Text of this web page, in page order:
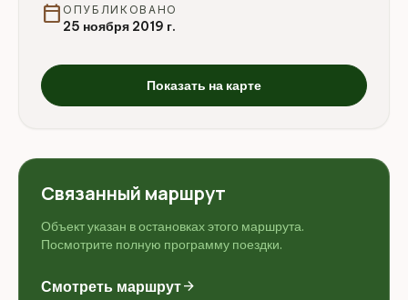
calendar_today ОПУБЛИКОВАНО
25 ноября 2019 г.
Показать на карте
Связанный маршрут
Объект указан в остановках этого маршрута.
Посмотрите полную программу поездки.
Смотреть маршрутarrow_forward